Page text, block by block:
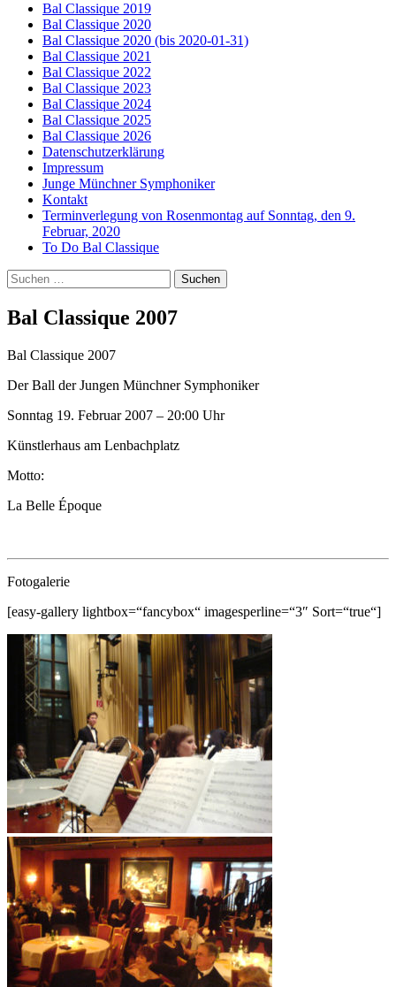
Bal Classique 2019
Bal Classique 2020
Bal Classique 2020 (bis 2020-01-31)
Bal Classique 2021
Bal Classique 2022
Bal Classique 2023
Bal Classique 2024
Bal Classique 2025
Bal Classique 2026
Datenschutzerklärung
Impressum
Junge Münchner Symphoniker
Kontakt
Terminverlegung von Rosenmontag auf Sonntag, den 9.
Februar, 2020
To Do Bal Classique
Suchen
nach:
Bal Classique 2007
Bal Classique 2007
Der Ball der Jungen Münchner Symphoniker
Sonntag 19. Februar 2007 – 20:00 Uhr
Künstlerhaus am Lenbachplatz
Motto:
La Belle Époque
Fotogalerie
[easy-gallery lightbox=“fancybox“ imagesperline=“3″ Sort=“true“]